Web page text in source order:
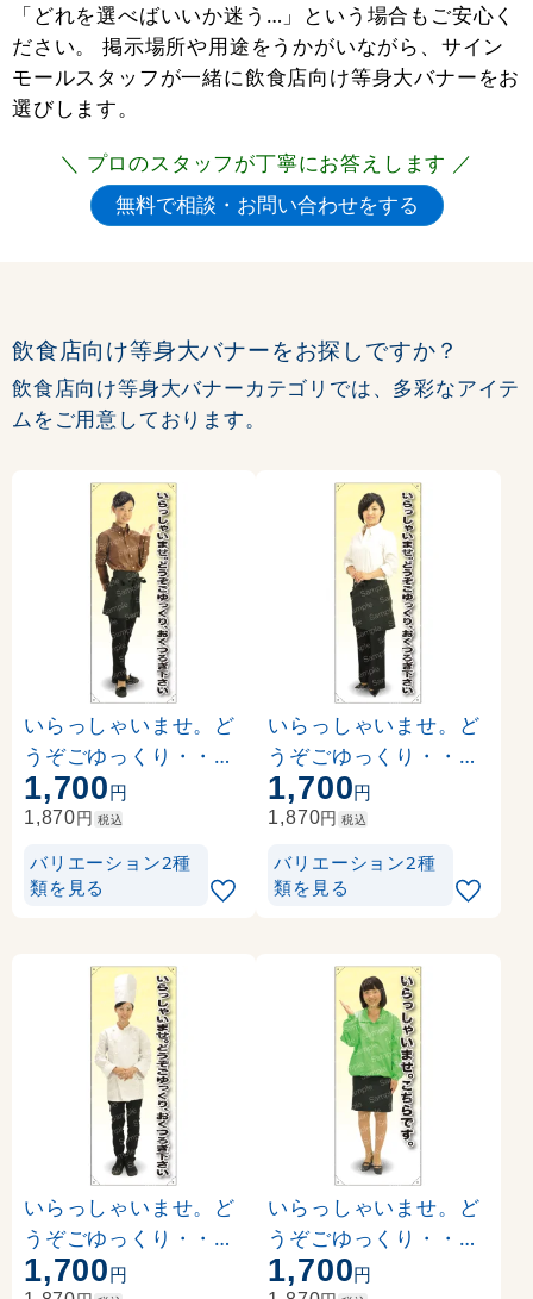
「どれを選べばいいか迷う…」という場合もご安心く
ださい。 掲示場所や用途をうかがいながら、サイン
モールスタッフが一緒に飲食店向け等身大バナーをお
選びします。
＼ プロのスタッフが丁寧にお答えします ／
飲食店向け等身大バナーをお探しですか？
飲食店向け等身大バナーカテゴリでは、多彩なアイテ
ムをご用意しております。
いらっしゃいませ。ど
うぞごゆっくり・・・
前掛短 等身大バナー
素材:ポンジ(薄手生地)
1,700円
1,870円 税込
バリエーション2種
類を見る
いらっしゃいませ。ど
うぞごゆっくり・・・
白シャツ 前掛短 等身
大バナー 素材:ポンジ(
薄手生地) (62318)
1,700円
1,870円 税込
バリエーション2種
類を見る
いらっしゃいませ。ど
うぞごゆっくり・・・
コックコート 等身大バ
1,700円
いらっしゃいませ。ど
うぞごゆっくり・・・
ブルゾン 等身大バナー
1,700円